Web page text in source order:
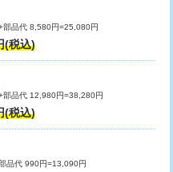
作
55,000円
超
・修
業）
33,000円
部品代 8,580円=25,080円
(税込)
部品代 12,980円=38,280円
(税込)
品代 990円=13,090円